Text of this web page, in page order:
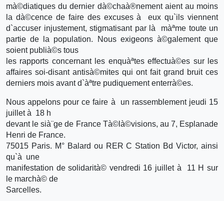
mà©diatiques du dernier dà©chaà®nement aient au moins
la dà©cence de faire des excuses à eux qu`ils viennent
d`accuser injustement, stigmatisant par là màªme toute un
partie de la population. Nous exigeons à©galement que
soient publià©s tous
les rapports concernant les enquàªtes effectuà©es sur les
affaires soi-disant antisà©mites qui ont fait grand bruit ces
derniers mois avant d`àªtre pudiquement enterrà©es.
Nous appelons pour ce faire à un rassemblement jeudi 15
juillet à 18 h
devant le sià¨ge de France Tà©là©visions, au 7, Esplanade
Henri de France.
75015 Paris. M° Balard ou RER C Station Bd Victor, ainsi
qu`à une
manifestation de solidarità© vendredi 16 juillet à 11 H sur
le marchà© de
Sarcelles.